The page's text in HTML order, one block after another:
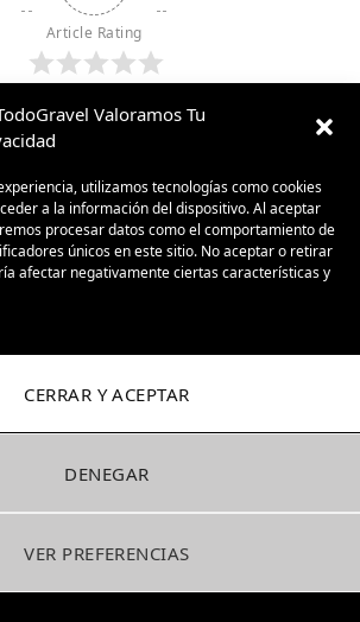
Valoramos Tu
utilizamos tecnologías como cookies
a la información del dispositivo. Al aceptar
procesar datos como el comportamiento de
únicos en este sitio. No aceptar o retirar
afectar negativamente ciertas características y
CERRAR Y ACEPTAR
DENEGAR
VER PREFERENCIAS
Article Rating